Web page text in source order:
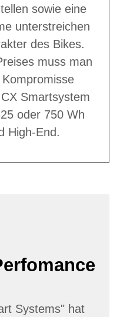
sowie eine
unterstreichen
des Bikes.
muss man
Smartsystem
oder 750 Wh
High-End.
Systems" hat